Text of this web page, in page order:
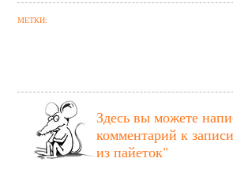
МЕТКИ:
Здесь вы можете
комментарий к записи
из пайеток"